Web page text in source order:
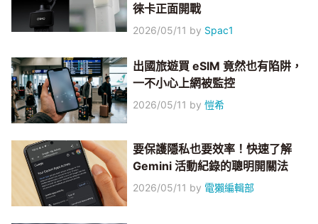
徠卡正面開戰
2026/05/11 by Spac1
出國旅遊買 eSIM 竟然也有陷阱，
一不小心上網被監控
2026/05/11 by愷希
要保護隱私也要效率！快速了解
Gemini 活動紀錄的聰明開關法
2026/05/11 by 電獺編輯部